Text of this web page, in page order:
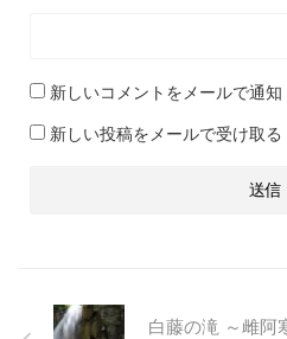
新しいコメントをメールで通知
新しい投稿をメールで受け取る
白藤の滝 ～雌阿